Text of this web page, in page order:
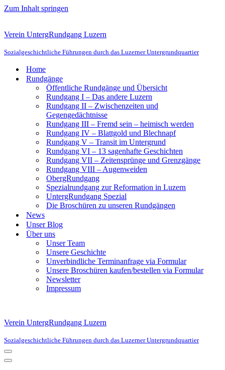
Zum Inhalt springen
Verein UntergRundgang Luzern
Sozialgeschichtliche Führungen durch das Luzerner Untergrundquartier
Home
Rundgänge
Öffentliche Rundgänge und Übersicht
Rundgang I – Das andere Luzern
Rundgang II – Zwischenzeiten und
Gegengedächtnisse
Rundgang III – Fremd sein – heimisch werden
Rundgang IV – Blattgold und Blechnapf
Rundgang V – Transit im Untergrund
Rundgang VI – 13 sagenhafte Geschichten
Rundgang VII – Zeitensprünge und Grenzgänge
Rundgang VIII – Augenweiden
ObergRundgang
Spezialrundgang zur Reformation in Luzern
UntergRundgang Spezial
Die Broschüren zu unseren Rundgängen
News
Unser Blog
Über uns
Unser Team
Unsere Geschichte
Unverbindliche Terminanfrage via Formular
Unsere Broschüren kaufen/bestellen via Formular
Newsletter
Impressum
Verein UntergRundgang Luzern
Sozialgeschichtliche Führungen durch das Luzerner Untergrundquartier
Navigationsmenü
Navigationsmenü